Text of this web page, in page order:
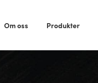
Om oss Produkter